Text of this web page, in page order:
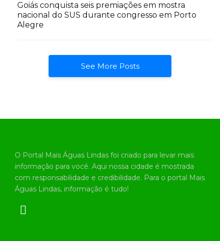
Goiás conquista seis premiações em mostra
nacional do SUS durante congresso em Porto
Alegre
See More Posts
O Portal Mais Águas Lindas foi criado para levar mais
informação para você. Aqui nossa cidade é mostrada
com responsabilidade e credibilidade. Para o portal Mais
Águas Lindas, informação é tudo!